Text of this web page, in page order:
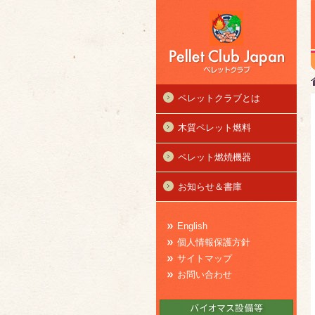
ペレットクラブとは
木質ペレット燃料
ペレット燃焼機器
お知らせ＆書庫
English
個人情報保護方針
サイトマップ
お問い合わせ